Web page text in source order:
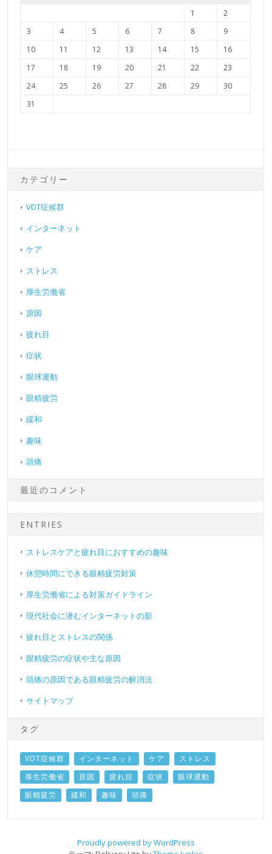
1
2
3
4 5 6 7 8
9
10
11 12 13 14 15
16
17
18 19 20 21 22
23
24
25 26 27 28 29
30
31
カテゴリー
VDT症候群
インターネット
ケア
ストレス
厚生労働省
原因
疲れ目
症状
眼球運動
眼精疲労
緩和
趣味
頭痛
最近のコメント
ENTRIES
ストレスケアと疲れ目におすすめの趣味
休憩時間にできる眼精疲労対策
厚生労働省による対策ガイドライン
現代社会に潜むインターネットの影
疲れ目とストレスの関係
眼精疲労の症状や主な原因
頭痛の原因である眼精疲労の解消法
サイトマップ
タグ
VDT症候群 インターネット ケア
ストレス
厚生労働省
原因 疲れ目 症状
眼球運動
眼精疲労
緩和 趣味 頭痛
Proudly powered by WordPress